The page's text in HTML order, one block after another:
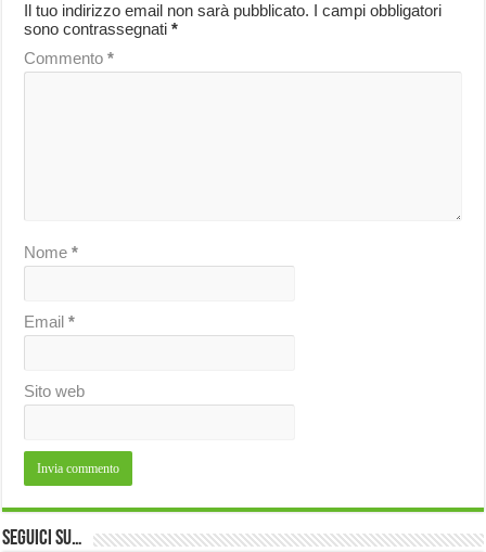
Il tuo indirizzo email non sarà pubblicato. I campi obbligatori
sono contrassegnati*
Commento*
Nome*
Email*
Sito web
Seguici su…